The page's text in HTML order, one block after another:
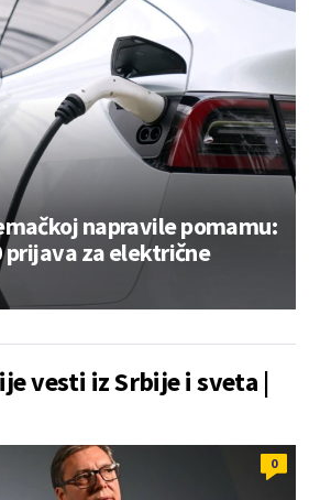
napravile pomamu:
prijava za električne
vesti iz Srbije i sveta |
0